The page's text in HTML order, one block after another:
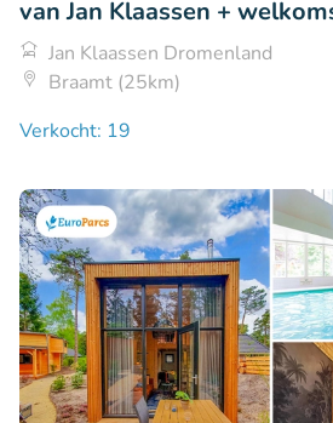
van Jan Klaassen +
Jan Klaassen Dromenland
Braamt (25km)
Verkocht: 19